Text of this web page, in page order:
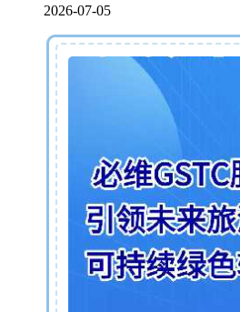
2026-07-05